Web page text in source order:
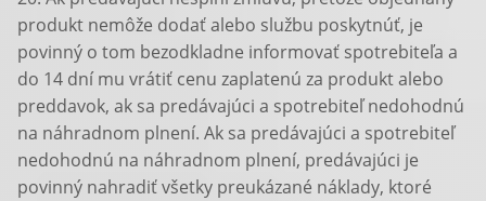
produkt nemôže dodať alebo službu poskytnúť, je
povinný o tom bezodkladne informovať spotrebiteľa a
do 14 dní mu vrátiť cenu zaplatenú za produkt alebo
preddavok, ak sa predávajúci a spotrebiteľ nedohodnú
na náhradnom plnení. Ak sa predávajúci a spotrebiteľ
nedohodnú na náhradnom plnení, predávajúci je
povinný nahradiť všetky preukázané náklady, ktoré